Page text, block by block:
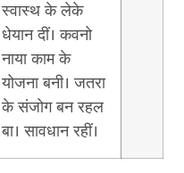
स्वास्थ के लेके
धेयान दीं। कवनो
नाया काम के
योजना बनी। जतरा
के संजोग बन रहल
बा। सावधान रहीं।